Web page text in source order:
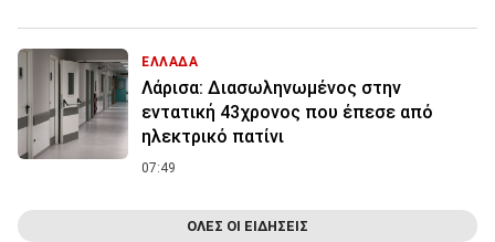
ΕΛΛΑΔΑ
Λάρισα: Διασωληνωμένος στην
εντατική 43χρονος που έπεσε από
ηλεκτρικό πατίνι
07:49
ΟΛΕΣ ΟΙ ΕΙΔΗΣΕΙΣ